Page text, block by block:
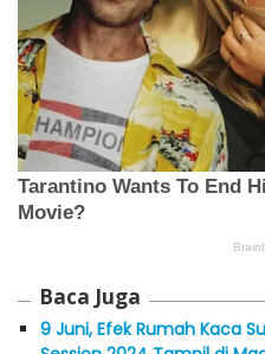
Baca Juga
9 Juni, Efek Rumah Kaca